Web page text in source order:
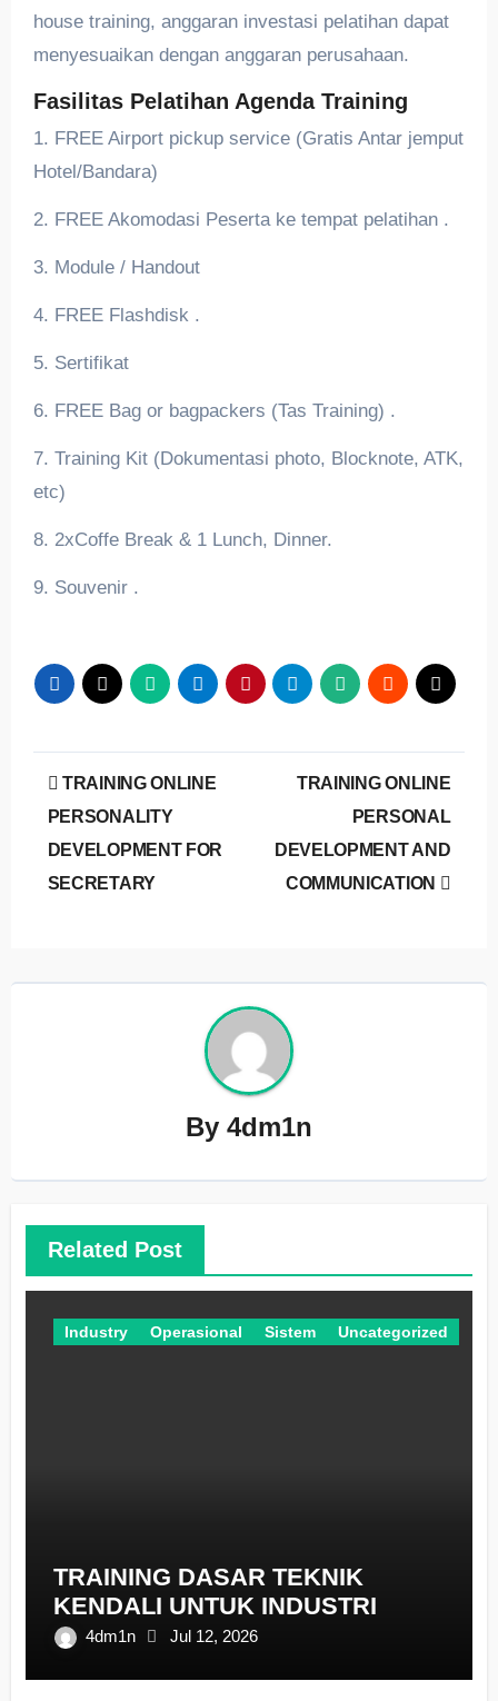
house training, anggaran investasi pelatihan dapat
menyesuaikan dengan anggaran perusahaan.
Fasilitas Pelatihan Agenda Training
1. FREE Airport pickup service (Gratis Antar jemput
Hotel/Bandara)
2. FREE Akomodasi Peserta ke tempat pelatihan .
3. Module / Handout
4. FREE Flashdisk .
5. Sertifikat
6. FREE Bag or bagpackers (Tas Training) .
7. Training Kit (Dokumentasi photo, Blocknote, ATK,
etc)
8. 2xCoffe Break & 1 Lunch, Dinner.
9. Souvenir .
Post
navigation
TRAINING ONLINE
PERSONALITY
DEVELOPMENT FOR
SECRETARY
TRAINING ONLINE
PERSONAL
DEVELOPMENT AND
COMMUNICATION
By 4dm1n
Related Post
Industry Operasional Sistem Uncategorized
TRAINING DASAR TEKNIK
KENDALI UNTUK INDUSTRI
4dm1n Jul 12, 2026